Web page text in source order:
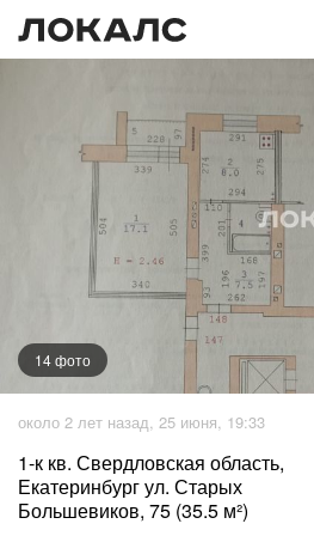
14фото
около 2 лет назад, 25 июня, 19:33
1-к кв. Свердловская область,
Екатеринбург ул. Старых
Большевиков, 75 (35.5 м²)